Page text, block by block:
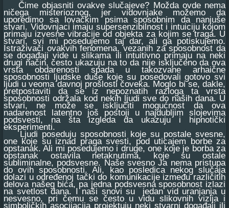
Čime objasniti ovakve slučajeve? Možda ovde nema
ničega misterioznog, jer vidovnjake možemo da
uporedimo sa lovačkim psima sposobnim da nanjuše
stvari. Vidovnjaci imaju supersenzibilnost i intuiciju kojom
primaju izvesne vibracije od objekta za kojim se traga. U
stvari, svi mi posedujemo taj dar, ali ga potiskujemo.
Istraživači ovakvih fenomena, vezanih za sposobnost da
se događaji vide u slikama ili intuitivno primaju na neki
drugi način, često ukazuju na to da nije isključeno da ova
vrsta obdarenosti spada u takozvane arhaične
sposobnosti ljudske duše koje su posedovali gotovo svi
ljudi u veoma davnoj prošlosti čoveka. Moglo bi se, dakle,
pretpostaviti da se iz nepoznatih razloga ta vrsta
sposobnosti održala kod nekih ljudi sve do naših dana. U
stvari, ne može se isključiti mogućnost da ova
nadarenost latentno još postoji u najdubljim slojevima
podsvesti, na šta izgleda da ukazuju i hipnotički
eksperimenti.
Ljudi poseduju sposobnosti koje su postale svesne,
one koje su iznad praga svesti, pod uticajem borbe za
opstanak. Ali mi posedujemo i druge, one koje je borba za
opstanak ostavila netaknutima, koje su ostale
subliminalne, podsvesne. Naše svesno Ja nema pristupa
do ovih sposobnosti. Ali, kao posledica nekog slučaja
dolazi u određenoj tački do komunikacije između različitih
delova našeg bića, pa jedna podsvesna sposobnost izlazi
na svetlost dana. I naši snovi su jedan vid uranjanja u
nesvesno, pri čemu se često u vidu slikovnih vizija i
simboličkih asocijacija projektuju neki stvarni događaji ili